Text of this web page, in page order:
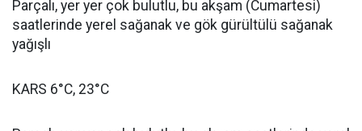
Parçalı, yer yer çok bulutlu, bu akşam (Cumartesi)
saatlerinde yerel sağanak ve gök gürültülü sağanak
yağışlı
KARS 6°C, 23°C